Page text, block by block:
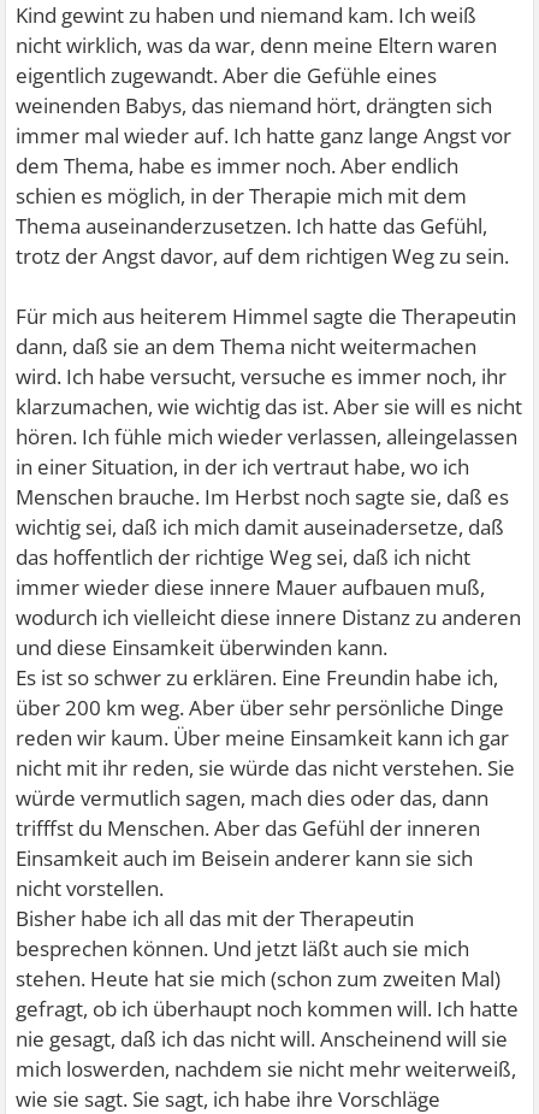
Kind gewint zu haben und niemand kam. Ich weiß
nicht wirklich, was da war, denn meine Eltern waren
eigentlich zugewandt. Aber die Gefühle eines
weinenden Babys, das niemand hört, drängten sich
immer mal wieder auf. Ich hatte ganz lange Angst vor
dem Thema, habe es immer noch. Aber endlich
schien es möglich, in der Therapie mich mit dem
Thema auseinanderzusetzen. Ich hatte das Gefühl,
trotz der Angst davor, auf dem richtigen Weg zu sein.
Für mich aus heiterem Himmel sagte die Therapeutin
dann, daß sie an dem Thema nicht weitermachen
wird. Ich habe versucht, versuche es immer noch, ihr
klarzumachen, wie wichtig das ist. Aber sie will es nicht
hören. Ich fühle mich wieder verlassen, alleingelassen
in einer Situation, in der ich vertraut habe, wo ich
Menschen brauche. Im Herbst noch sagte sie, daß es
wichtig sei, daß ich mich damit auseinadersetze, daß
das hoffentlich der richtige Weg sei, daß ich nicht
immer wieder diese innere Mauer aufbauen muß,
wodurch ich vielleicht diese innere Distanz zu anderen
und diese Einsamkeit überwinden kann.
Es ist so schwer zu erklären. Eine Freundin habe ich,
über 200 km weg. Aber über sehr persönliche Dinge
reden wir kaum. Über meine Einsamkeit kann ich gar
nicht mit ihr reden, sie würde das nicht verstehen. Sie
würde vermutlich sagen, mach dies oder das, dann
trifffst du Menschen. Aber das Gefühl der inneren
Einsamkeit auch im Beisein anderer kann sie sich
nicht vorstellen.
Bisher habe ich all das mit der Therapeutin
besprechen können. Und jetzt läßt auch sie mich
stehen. Heute hat sie mich (schon zum zweiten Mal)
gefragt, ob ich überhaupt noch kommen will. Ich hatte
nie gesagt, daß ich das nicht will. Anscheinend will sie
mich loswerden, nachdem sie nicht mehr weiterweiß,
wie sie sagt. Sie sagt, ich habe ihre Vorschläge